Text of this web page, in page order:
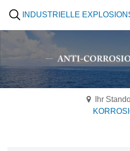
INDUSTRIELLE
Ihr